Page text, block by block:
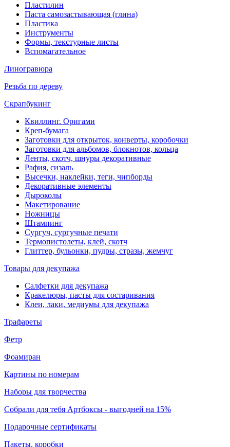
Пластилин
Паста самозастывающая (глина)
Пластика
Инструменты
Формы, текстурные листы
Вспомагательное
Линогравюра
Резьба по дереву
Скрапбукинг
Квиллинг. Оригами
Креп-бумага
Заготовки для открыток, конверты, коробочки
Заготовки для альбомов, блокнотов, кольца
Ленты, скотч, шнуры декоративные
Рафия, сизаль
Высечки, наклейки, теги, чипборды
Декоративные элементы
Дыроколы
Макетирование
Ножницы
Штампинг
Сургуч, сургучные печати
Термопистолеты, клей, скотч
Глиттер, бульонки, пудры, стразы, жемчуг
Товары для декупажа
Салфетки для декупажа
Кракелюры, пасты для состаривания
Клеи, лаки, медиумы для декупажа
Трафареты
Фетр
Фоамиран
Картины по номерам
Наборы для творчества
Собрали для тебя Артбоксы - выгодней на 15%
Подарочные сертификаты
Пакеты, коробки